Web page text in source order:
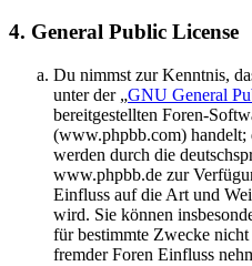
4. General Public License
Du nimmst zur Kenntnis,
unter der „GNU General
bereitgestellten Foren-
(www.phpbb.com) handelt;
werden durch die
www.phpbb.de zur
Einfluss auf die Art und
wird. Sie können
für bestimmte Zwecke
fremder Foren Einfluss